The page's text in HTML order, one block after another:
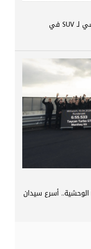
Xiaomi YU7 GT تحطّم الرقم القياسي لـ SUV في
بورشه تطلق Taycan Manthey Kit الوحشية.. أسرع سيدان